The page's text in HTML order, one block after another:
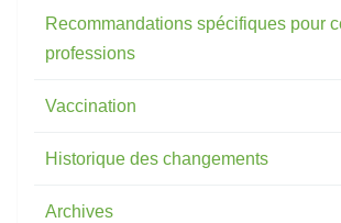
Recommandations spécifiques pour
professions
Vaccination
Historique des changements
Archives